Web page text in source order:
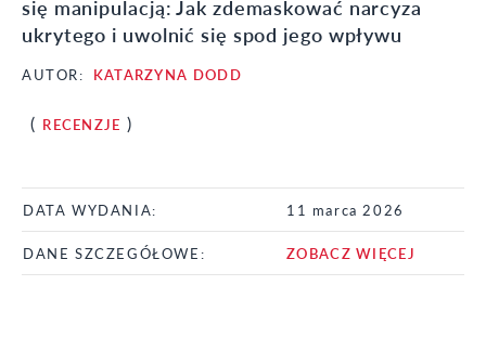
się manipulacją: Jak zdemaskować narcyza
ukrytego i uwolnić się spod jego wpływu
AUTOR: KATARZYNA DODD
( RECENZJE )
DATA WYDANIA: 11 marca 2026
DANE SZCZEGÓŁOWE: ZOBACZ WIĘCEJ